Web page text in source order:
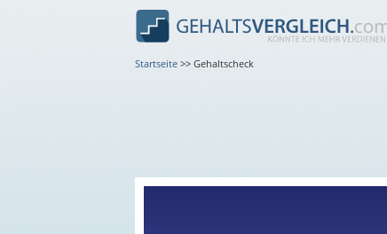
Startseite >> Gehaltscheck